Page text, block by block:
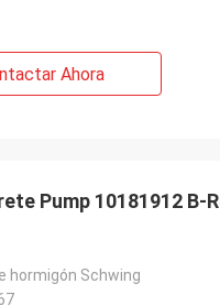
Ahora
Pump 10181912 B-
hormigón Schwing